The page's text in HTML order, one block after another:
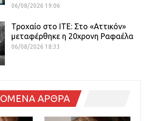
06/08/2026 19:06
Τροχαίο στο ΙΤΕ: Στο «Αττικόν»
μεταφέρθηκε η 20χρονη Ραφαέλα
06/08/2026 18:33
ΑΡΘΡΑ